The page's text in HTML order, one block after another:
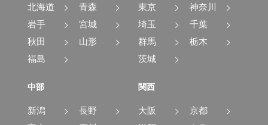
北海道
青森
岩手
宮城
秋田
山形
福島
東京
神奈川
埼玉
千葉
群馬
栃木
茨城
中部
新潟
長野
関西
大阪
京都